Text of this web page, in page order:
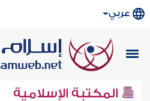
عربي
المكتبة الإسلامية